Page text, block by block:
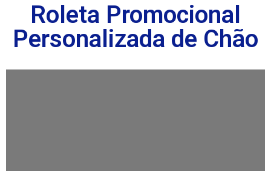
Roleta Promocional
Personalizada de Chão